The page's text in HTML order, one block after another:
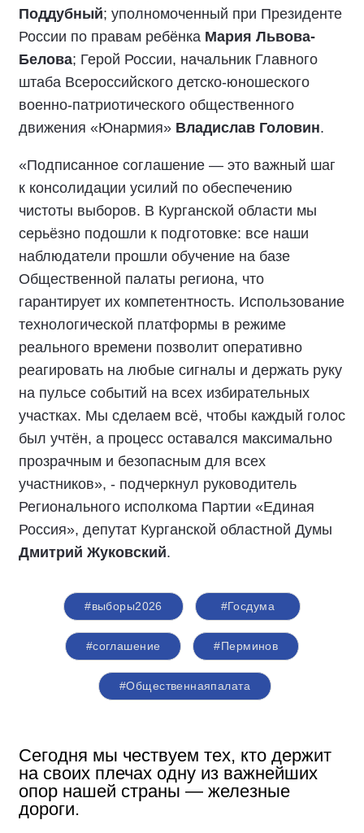
Поддубный; уполномоченный при Президенте
России по правам ребёнка Мария Львова-
Белова; Герой России, начальник Главного
штаба Всероссийского детско-юношеского
военно-патриотического общественного
движения «Юнармия» Владислав Головин.
«Подписанное соглашение — это важный шаг
к консолидации усилий по обеспечению
чистоты выборов. В Курганской области мы
серьёзно подошли к подготовке: все наши
наблюдатели прошли обучение на базе
Общественной палаты региона, что
гарантирует их компетентность. Использование
технологической платформы в режиме
реального времени позволит оперативно
реагировать на любые сигналы и держать руку
на пульсе событий на всех избирательных
участках. Мы сделаем всё, чтобы каждый голос
был учтён, а процесс оставался максимально
прозрачным и безопасным для всех
участников», - подчеркнул руководитель
Регионального исполкома Партии «Единая
Россия», депутат Курганской областной Думы
Дмитрий Жуковский.
#выборы2026 #Госдума
#соглашение #Перминов
#Общественнаяпалата
Сегодня мы чествуем тех, кто держит
на своих плечах одну из важнейших
опор нашей страны — железные
дороги.